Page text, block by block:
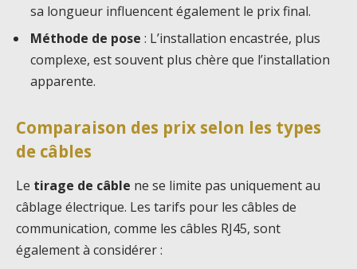
sa longueur influencent également le prix final.
Méthode de pose : L’installation encastrée, plus
complexe, est souvent plus chère que l’installation
apparente.
Comparaison des prix selon les types
de câbles
Le tirage de câble ne se limite pas uniquement au
câblage électrique. Les tarifs pour les câbles de
communication, comme les câbles RJ45, sont
également à considérer :